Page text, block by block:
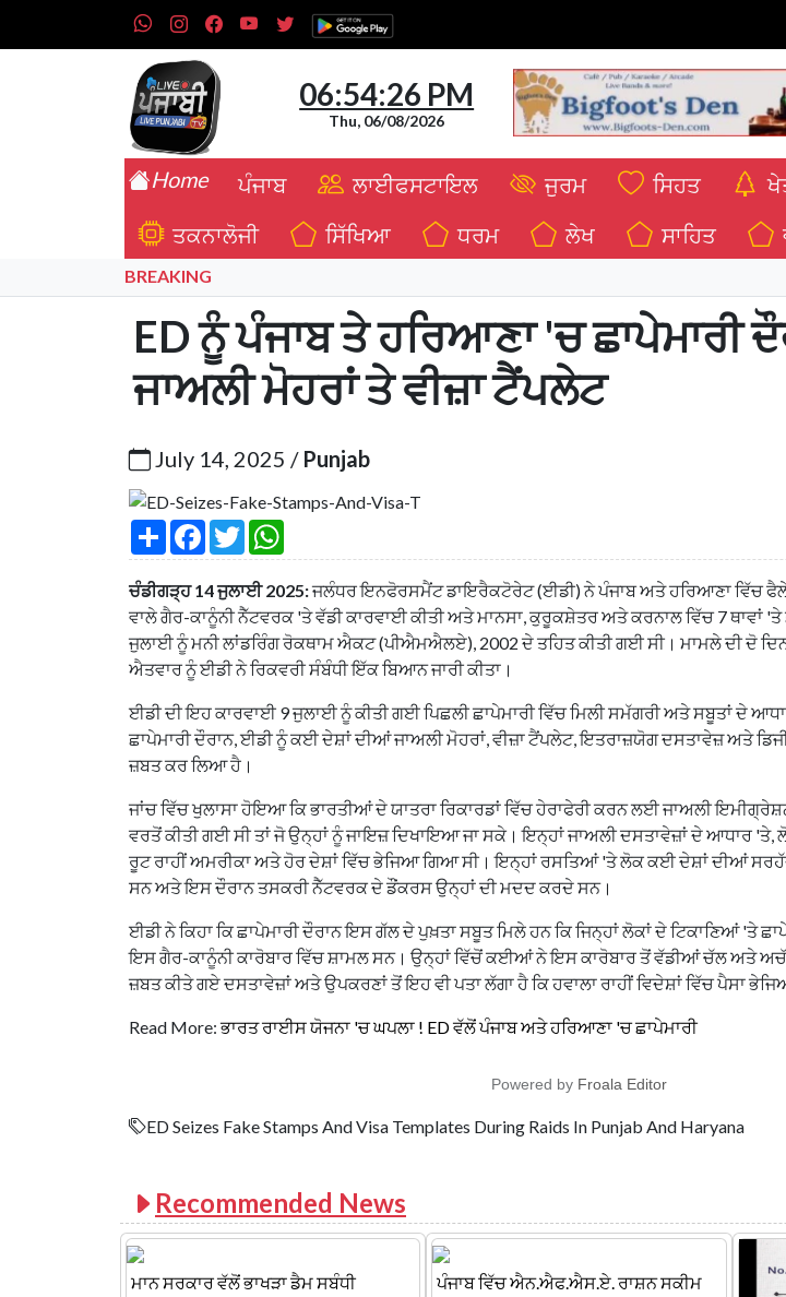
06:54:27 PM
Thu, 06/08/2026
Home ਪੰਜਾਬ ਲਾਈਫਸਟਾਇਲ ਜੁਰਮ ਸਿਹਤ
ਤਕਨਾਲੋਜੀ
ਸਿੱਖਿਆ ਧਰਮ ਲੇਖ ਸਾਹਿਤ
BREAKING
ED ਨੂੰ ਪੰਜਾਬ ਤੇ ਹਰਿਆਣਾ 'ਚ ਛਾਪੇਮਾਰੀ
ਜਾਅਲੀ ਮੋਹਰਾਂ ਤੇ ਵੀਜ਼ਾ ਟੈਂਪਲੇਟ
July 14, 2025 / Punjab
S
a
r
e
F
c
e
b
o
o
k
T
w
i
t
t
e
r
a
t
s
A
p
p
ਚੰਡੀਗੜ੍ਹ 14 ਜੁਲਾਈ 2025:ਜਲੰਧਰ ਇਨਫੋਰਸਮੈਂਟ ਡਾਇਰੈਕਟੋਰੇਟ (ਈਡੀ) ਨੇ ਪੰਜਾਬ ਅਤੇ ਹਰਿਆਣਾ ਵਿੱਚ ਫੈਲੇ
ਵਾਲੇ ਗੈਰ-ਕਾਨੂੰਨੀ ਨੈੱਟਵਰਕ 'ਤੇ ਵੱਡੀ ਕਾਰਵਾਈ ਕੀਤੀ ਅਤੇ ਮਾਨਸਾ, ਕੁਰੂਕਸ਼ੇਤਰ ਅਤੇ ਕਰਨਾਲ ਵਿੱਚ 7 ਥਾਵਾਂ 'ਤੇ
ਜੁਲਾਈ ਨੂੰ ਮਨੀ ਲਾਂਡਰਿੰਗ ਰੋਕਥਾਮ ਐਕਟ (ਪੀਐਮਐਲਏ), 2002 ਦੇ ਤਹਿਤ ਕੀਤੀ ਗਈ ਸੀ। ਮਾਮਲੇ ਦੀ ਦੋ
ਐਤਵਾਰ ਨੂੰ ਈਡੀ ਨੇ ਰਿਕਵਰੀ ਸੰਬੰਧੀ ਇੱਕ ਬਿਆਨ ਜਾਰੀ ਕੀਤਾ।
ਈਡੀ ਦੀ ਇਹ ਕਾਰਵਾਈ 9 ਜੁਲਾਈ ਨੂੰ ਕੀਤੀ ਗਈ ਪਿਛਲੀ ਛਾਪੇਮਾਰੀ ਵਿੱਚ ਮਿਲੀ ਸਮੱਗਰੀ ਅਤੇ ਸਬੂਤਾਂ ਦੇ
ਛਾਪੇਮਾਰੀ ਦੌਰਾਨ, ਈਡੀ ਨੂੰ ਕਈ ਦੇਸ਼ਾਂ ਦੀਆਂ ਜਾਅਲੀ ਮੋਹਰਾਂ, ਵੀਜ਼ਾ ਟੈਂਪਲੇਟ, ਇਤਰਾਜ਼ਯੋਗ ਦਸਤਾਵੇਜ਼ ਅਤੇ
ਜ਼ਬਤ ਕਰ ਲਿਆ ਹੈ।
ਜਾਂਚ ਵਿੱਚ ਖੁਲਾਸਾ ਹੋਇਆ ਕਿ ਭਾਰਤੀਆਂ ਦੇ ਯਾਤਰਾ ਰਿਕਾਰਡਾਂ ਵਿੱਚ ਹੇਰਾਫੇਰੀ ਕਰਨ ਲਈ ਜਾਅਲੀ
ਵਰਤੋਂ ਕੀਤੀ ਗਈ ਸੀ ਤਾਂ ਜੋ ਉਨ੍ਹਾਂ ਨੂੰ ਜਾਇਜ਼ ਦਿਖਾਇਆ ਜਾ ਸਕੇ। ਇਨ੍ਹਾਂ ਜਾਅਲੀ ਦਸਤਾਵੇਜ਼ਾਂ ਦੇ ਆਧਾਰ 'ਤੇ,
ਰੂਟ ਰਾਹੀਂ ਅਮਰੀਕਾ ਅਤੇ ਹੋਰ ਦੇਸ਼ਾਂ ਵਿੱਚ ਭੇਜਿਆ ਗਿਆ ਸੀ। ਇਨ੍ਹਾਂ ਰਸਤਿਆਂ 'ਤੇ ਲੋਕ ਕਈ ਦੇਸ਼ਾਂ ਦੀਆਂ
ਸਨ ਅਤੇ ਇਸ ਦੌਰਾਨ ਤਸਕਰੀ ਨੈੱਟਵਰਕ ਦੇ ਡੌਂਕਰਸ ਉਨ੍ਹਾਂ ਦੀ ਮਦਦ ਕਰਦੇ ਸਨ।
ਈਡੀ ਨੇ ਕਿਹਾ ਕਿ ਛਾਪੇਮਾਰੀ ਦੌਰਾਨ ਇਸ ਗੱਲ ਦੇ ਪੁਖ਼ਤਾ ਸਬੂਤ ਮਿਲੇ ਹਨ ਕਿ ਜਿਨ੍ਹਾਂ ਲੋਕਾਂ ਦੇ ਟਿਕਾਣਿਆਂ 'ਤੇ
ਇਸ ਗੈਰ-ਕਾਨੂੰਨੀ ਕਾਰੋਬਾਰ ਵਿੱਚ ਸ਼ਾਮਲ ਸਨ। ਉਨ੍ਹਾਂ ਵਿੱਚੋਂ ਕਈਆਂ ਨੇ ਇਸ ਕਾਰੋਬਾਰ ਤੋਂ ਵੱਡੀਆਂ ਚੱਲ ਅਤੇ
ਜ਼ਬਤ ਕੀਤੇ ਗਏ ਦਸਤਾਵੇਜ਼ਾਂ ਅਤੇ ਉਪਕਰਣਾਂ ਤੋਂ ਇਹ ਵੀ ਪਤਾ ਲੱਗਾ ਹੈ ਕਿ ਹਵਾਲਾ ਰਾਹੀਂ ਵਿਦੇਸ਼ਾਂ ਵਿੱਚ ਪੈਸਾ
Read More:ਭਾਰਤ ਰਾਈਸ ਯੋਜਨਾ 'ਚ ਘਪਲਾ ! ED ਵੱਲੋਂ ਪੰਜਾਬ ਅਤੇ ਹਰਿਆਣਾ 'ਚ ਛਾਪੇਮਾਰੀ
Powered by Froala Editor
ED Seizes Fake Stamps And Visa Templates During Raids In Punjab And Haryana
Recommended News
ਮਾਨ ਸਰਕਾਰ ਵੱਲੋਂ ਭਾਖੜਾ ਡੈਮ ਸਬੰਧੀ
ਪੰਜਾਬ ਵਿੱਚ ਐਨ.ਐਫ.ਐਸ.ਏ. ਰਾਸ਼ਨ ਸਕੀਮ